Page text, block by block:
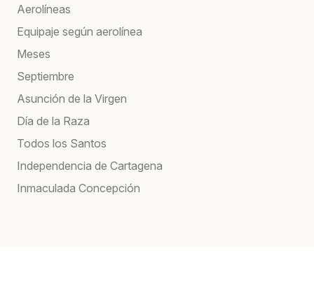
Aerolíneas
Equipaje según aerolínea
Meses
Septiembre
Asunción de la Virgen
Día de la Raza
Todos los Santos
Independencia de Cartagena
Inmaculada Concepción